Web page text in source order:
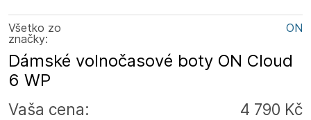
Všetko zo
značky:
ON
Dámské volnočasové boty ON Cloud
6 WP
Vaša cena: 4 790 Kč